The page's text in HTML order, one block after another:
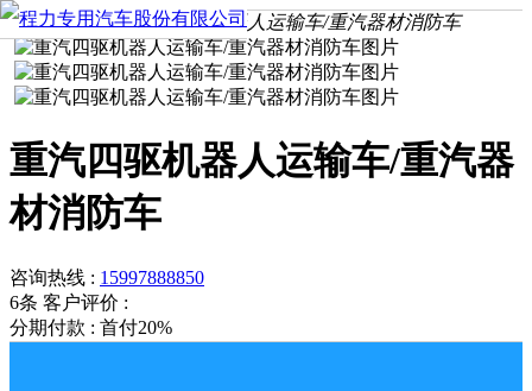
首页 产品中心 重汽四驱机器人运输车/重汽器材消防车
重汽四驱机器人运输车/重汽器
材消防车
咨询热线 : 15997888850
6条 客户评价 :
分期付款 : 首付20%